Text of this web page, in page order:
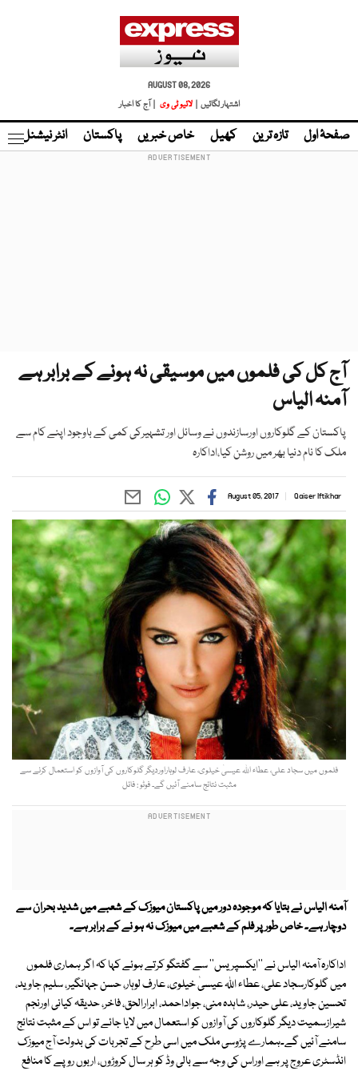
AUGUST 08, 2026
اشتہار لگائیں |
لائیو ٹی وی | آج کا اخبار
صفحۂ اول تازہ ترین کھیل خاص خبریں پاکستان انٹر نیشنل
آج کل کی فلموں میں موسیقی نہ ہونے کے برابر ہے
آمنہ الیاس
پاکستان کے گلوکاروں اورسازندوں نے وسائل اور تشہیرکی کمی کے باوجود اپنے کام سے
ملک کا نام دنیا بھر میں روشن کیا،اداکارہ
Qaiser Iftikhar
August 05, 2017
فلموں میں سجاد علی، عطاء اللہ عیسیٰ خیلوی، عارف لوہاراوردیگر گلوکاروں کی آوازوں کو استعمال کرنے سے
مثبت نتائج سامنے آئیں گے۔ فوٹو : فائل
آمنہ الیاس نے بتایا کہ موجودہ دور میں پاکستان میوزک کے شعبے میں شدید بحران سے
دوچار ہے۔ خاص طور پر فلم کے شعبے میں میوزک نہ ہو نے کے برابر ہے۔
اداکارہ آمنہ الیاس نے ''ایکسپریس'' سے گفتگو کرتے ہوئے کہا کہ اگر ہماری فلموں
میں گلوکارسجاد علی، عطاء اللہ عیسیٰ خیلوی، عارف لوہار، حسن جہانگیر، سلیم جاوید،
تحسین جاوید، علی حیدر، شاہدہ منی، جواداحمد، ابرارالحق، فاخر، حدیقہ کیانی اورنجم
شیرازسمیت دیگر گلوکاروں کی آوازوں کو استعمال میں لایا جائے تو اس کے مثبت نتائج
سامنے آئیں گے۔ہمارے پڑوسی ملک میں اسی طرح کے تجربات کی بدولت آج میوزک
انڈسٹری عروج پر ہے اوراس کی وجہ سے بالی وڈ کو ہر سال کروڑوں، اربوں روپے کا منافع